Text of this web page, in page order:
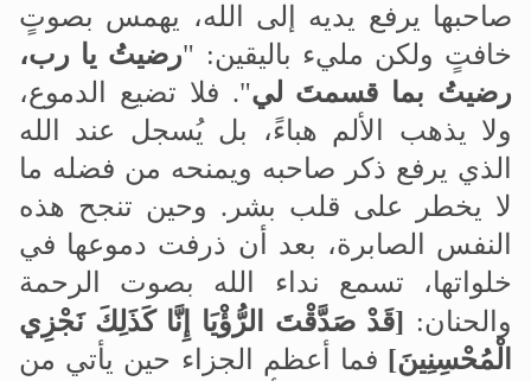
صاحبها يرفع يديه إلى الله، يهمس بصوتٍ
خافتٍ ولكن مليء باليقين:
"رضيتُ يا رب،
رضيتُ بما قسمتَ لي". فلا تضيع الدموع،
ولا يذهب الألم هباءً، بل يُسجل عند الله
الذي يرفع ذكر صاحبه ويمنحه من فضله ما
لا يخطر على قلب بشر . وحين تنجح هذه
النفس الصابرة، بعد أن ذرفت دموعها في
خلواتها، تسمع نداء الله بصوت الرحمة
والحنان:
]قَدْ صَدَّقْتَ الرُّؤْيَا إِنَّا كَذَلِكَ نَجْزِي
الْمُحْسِنِينَ[ فما أعظم الجزاء حين يأتي من